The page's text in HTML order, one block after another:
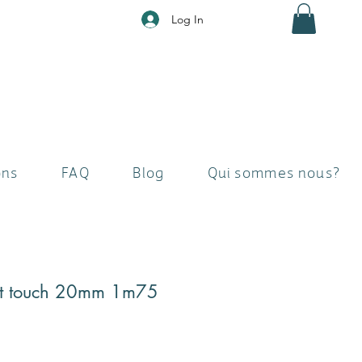
Log In
FAQ Blog Qui sommes nous?
touch 20mm 1m75